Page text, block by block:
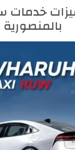
خدمات
بالمنصورية